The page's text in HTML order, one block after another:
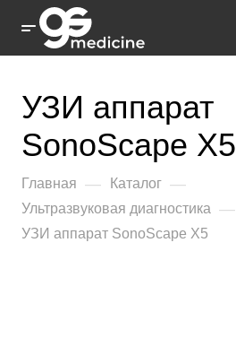
УЗИ аппарат
SonoScape X5
Главная — Каталог —
Ультразвуковая диагностика —
УЗИ аппарат SonoScape X5